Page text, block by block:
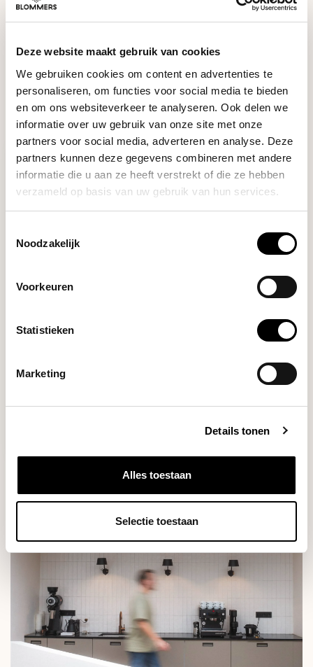
Deze website maakt gebruik van cookies
We gebruiken cookies om content en advertenties te
personaliseren, om functies voor social media te bieden
en om ons websiteverkeer te analyseren. Ook delen we
informatie over uw gebruik van onze site met onze
partners voor social media, adverteren en analyse. Deze
partners kunnen deze gegevens combineren met andere
informatie die u aan ze heeft verstrekt of die ze hebben
verzameld op basis van uw gebruik van hun services.
Noodzakelijk
Voorkeuren
Statistieken
Marketing
Details tonen
Alles toestaan
Selectie toestaan
Onze koffie-expert helpt je graag verder!
Stel je vraag
RECENT BEKEKEN
Bondi Chai